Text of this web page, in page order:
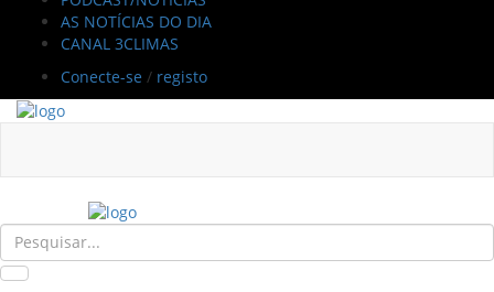
AS NOTÍCIAS DO DIA
CANAL 3CLIMAS
Conecte-se / registo